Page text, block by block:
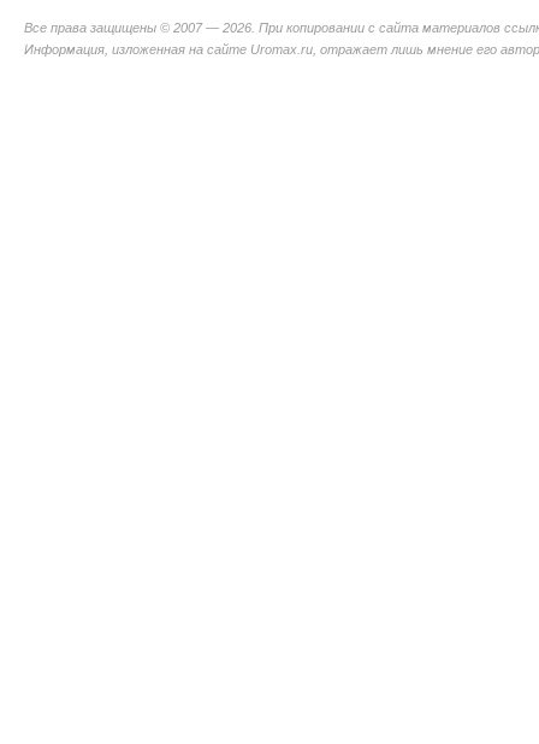
Все права защищены © 2007 — 2026. При копировании с сайта материалов
Информация, изложенная на сайте Uromax.ru, отражает лишь мнение его